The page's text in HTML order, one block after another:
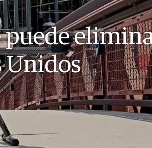
Unidos